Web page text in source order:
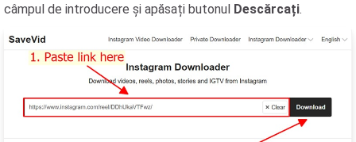
câmpul de introducere și apăsați butonul Descărcați.